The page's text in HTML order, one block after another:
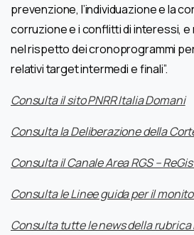
prevenzione, l’individuazione e la
corruzione e i conflitti di interessi,
nel rispetto dei cronoprogrammi
relativi target intermedi e finali”.
Consulta il sito PNRR Italia Domani
Consulta la Deliberazione della
Consulta il Canale Area RGS – ReGis
Consulta le Linee guida per il
Consulta tutte le news della